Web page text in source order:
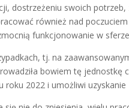
dostrzeżeniu swoich
również nad
funkcjonowanie w
tj. na
bowiem tę
roku 2022 i umożliwi